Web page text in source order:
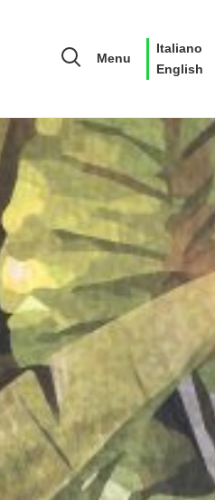
Menu
Italiano
English